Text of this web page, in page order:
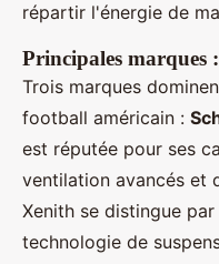
répartir l'énergie de
Principales marques
Trois marques
football américain :
est réputée pour ses
ventilation avancés et
Xenith se distingue
technologie de